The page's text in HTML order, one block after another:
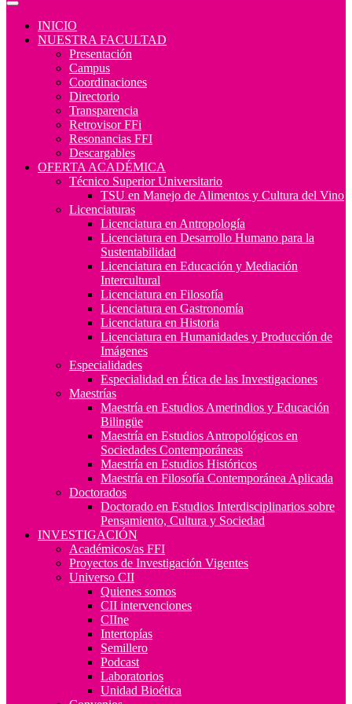
INICIO
NUESTRA FACULTAD
Presentación
Campus
Coordinaciones
Directorio
Transparencia
Retrovisor FFi
Resonancias FFI
Descargables
OFERTA ACADÉMICA
Técnico Superior Universitario
TSU en Manejo de Alimentos y Cultura del Vino
Licenciaturas
Licenciatura en Antropología
Licenciatura en Desarrollo Humano para la
Sustentabilidad
Licenciatura en Educación y Mediación
Intercultural
Licenciatura en Filosofía
Licenciatura en Gastronomía
Licenciatura en Historia
Licenciatura en Humanidades y Producción de
Imágenes
Especialidades
Especialidad en Ética de las Investigaciones
Maestrías
Maestría en Estudios Amerindios y Educación
Bilingüe
Maestría en Estudios Antropológicos en
Sociedades Contemporáneas
Maestría en Estudios Históricos
Maestría en Filosofía Contemporánea Aplicada
Doctorados
Doctorado en Estudios Interdisciplinarios sobre
Pensamiento, Cultura y Sociedad
INVESTIGACIÓN
Académicos/as FFI
Proyectos de Investigación Vigentes
Universo CII
Quienes somos
CII intervenciones
CIIne
Intertopías
Semillero
Podcast
Laboratorios
Unidad Bioética